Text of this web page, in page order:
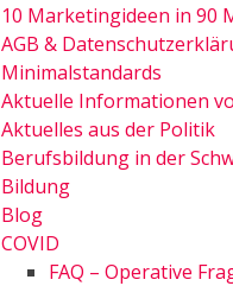
10 Marketingideen in 90
AGB &
Minimalstandards
Aktuelle Informationen
Aktuelles aus der Politik
Berufsbildung in der
Bildung
Blog
COVID
FAQ – Operative